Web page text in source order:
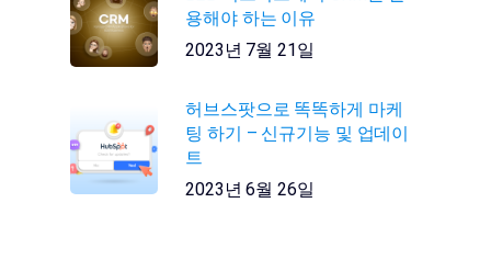
용해야 하는 이유
2023년 7월 21일
허브스팟으로 똑똑하게 마케
팅 하기 – 신규기능 및 업데이
트
2023년 6월 26일